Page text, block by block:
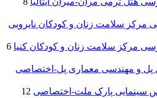
مرکز سلامت زنان و کودکان نایروبی
مرکز سلامت زنان و کودکان کنیا 6
پل و مهندسی معماری پل-اختصاصی
سینمایی پارک ملت-اختصاصی 12